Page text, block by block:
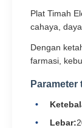
Plat Timah
cahaya,
Dengan
farmasi,
Parameter
Lebar: